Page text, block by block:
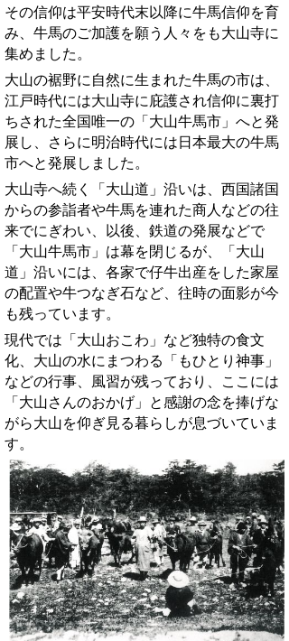
その信仰は平安時代末以降に牛馬信仰を育
み、牛馬のご加護を願う人々をも大山寺に
集めました。
大山の裾野に自然に生まれた牛馬の市は、
江戸時代には大山寺に庇護され信仰に裏打
ちされた全国唯一の「大山牛馬市」へと発
展し
、さらに明治時代には日本最大の牛馬
市へと発展しました。
大山寺へ続く「大山道」沿いは、西国諸国
からの参詣者や牛馬を連れた商人などの往
来でにぎわい、以後、鉄道の発展などで
「大山牛馬市」は幕を閉じるが、「大山
道」沿いには、各家で仔牛出産をした家屋
の配置や牛つなぎ石など、往時の面影が今
も残っています。
現代では「大山おこわ」など独特の食文
化、大山の水にまつわる「もひとり神事」
などの行事、風習が残っており、ここには
「大山さんのおかげ」と感謝の念を捧げな
がら大山を仰ぎ見る暮らしが息づいていま
す。